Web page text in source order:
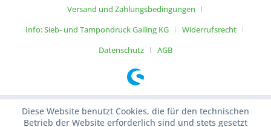
Versand und Zahlungsbedingungen
Info: Sieb- und Tampondruck Gailing KG
Widerrufsrecht
Datenschutz
AGB
Diese Website benutzt Cookies, die für den technischen
Betrieb der Website erforderlich sind und stets gesetzt